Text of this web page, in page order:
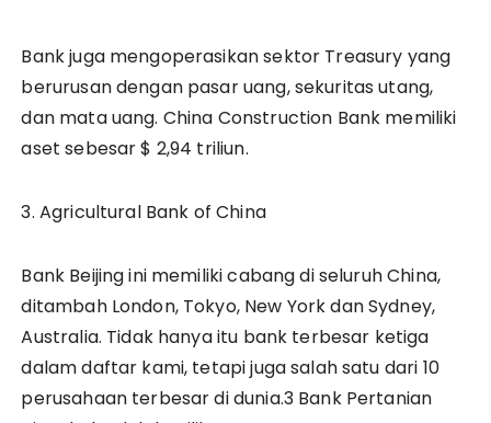
Bank juga mengoperasikan sektor Treasury yang
berurusan dengan pasar uang, sekuritas utang,
dan mata uang. China Construction Bank memiliki
aset sebesar $ 2,94 triliun.
3. Agricultural Bank of China
Bank Beijing ini memiliki cabang di seluruh China,
ditambah London, Tokyo, New York dan Sydney,
Australia. Tidak hanya itu bank terbesar ketiga
dalam daftar kami, tetapi juga salah satu dari 10
perusahaan terbesar di dunia.3 Bank Pertanian